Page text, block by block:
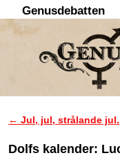
Genusdebatten
Inläggsnavigering
← Jul, jul, strålande jul.
Dolfs kalender: